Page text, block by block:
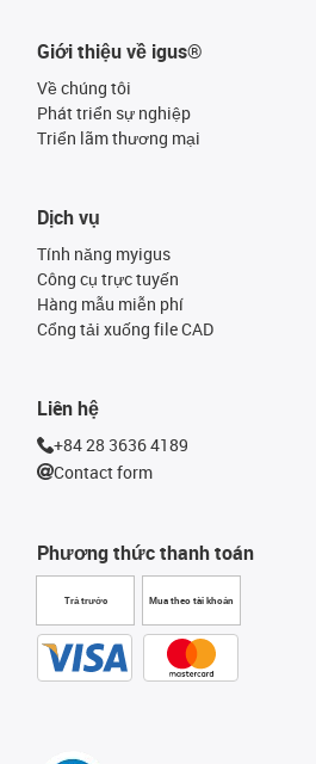
Giới thiệu về igus®
Về chúng tôi
Phát triển sự nghiệp
Triển lãm thương mại
Phương thức thanh toán
Trả trước Mua theo tài khoản
Dịch vụ
Tính năng myigus
Công cụ trực tuyến
Hàng mẫu miễn phí
Cổng tải xuống file CAD
Liên hệ
+84 28 3636 4189
Contact form